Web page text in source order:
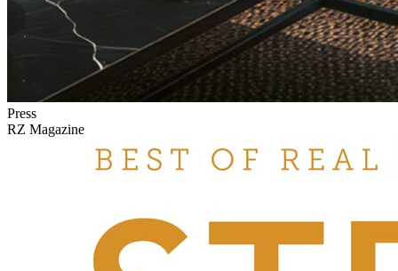
Press
RZ Magazine